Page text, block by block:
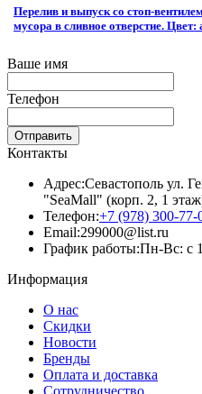
Перелив и выпуск со стоп-
мусора в сливное отверстие. Цвет:
Ваше имя
Телефон
Отправить
Контакты
Адрес:Севастополь ул.
"SeaMall" (корп. 2, 1
Телефон:+7 (978) 300-77-
Email:299000@list.ru
График работы:Пн-Вс: с
Информация
О нас
Скидки
Новости
Бренды
Оплата и доставка